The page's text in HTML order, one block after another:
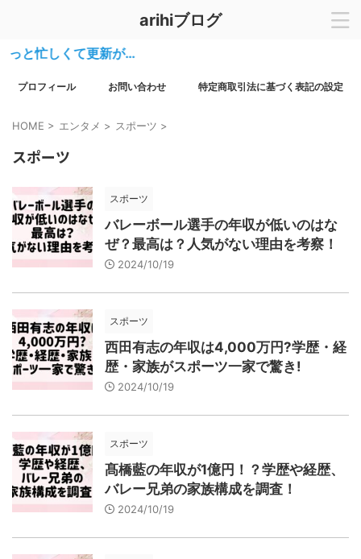
arihiブログ
と忙しくて更新が…
プロフィール お問い合わせ 特定商取引法に基づく表記の設定
HOME > エンタメ > スポーツ >
スポーツ
スポーツ
バレーボール選手の年収が低いのはな
ぜ？最高は？人気がない理由を考察！
2024/10/19
スポーツ
西田有志の年収は4,000万円?学歴・経
歴・家族がスポーツ一家で驚き!
2024/10/19
スポーツ
髙橋藍の年収が1億円！？学歴や経歴、
バレー兄弟の家族構成を調査！
2024/10/19